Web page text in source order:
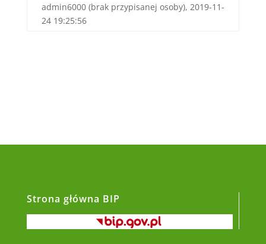
admin6000 (brak przypisanej osoby), 2019-11-
24 19:25:56
Strona główna BIP